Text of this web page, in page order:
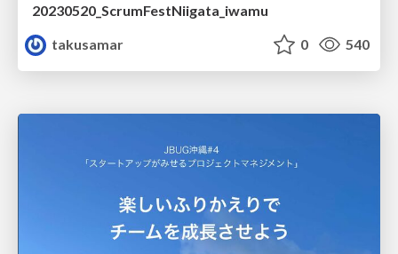
20230520_ScrumFestNiigata_iwamu
takusamar
0 540